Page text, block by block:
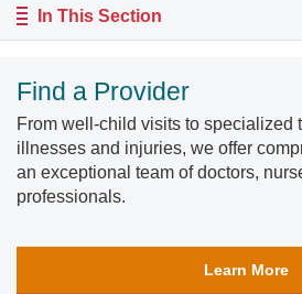
In This Section
Find a Provider
From well-child visits to specialized
illnesses and injuries, we offer
an exceptional team of doctors,
professionals.
Learn More